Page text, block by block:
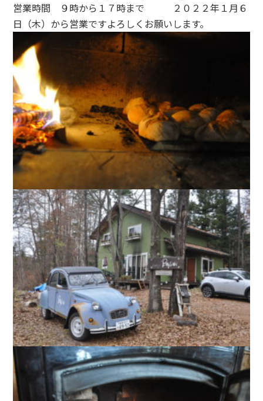
営業時間 ９時から１７時まで ２０２２年１月６
日（木）から営業ですよろしくお願いします。